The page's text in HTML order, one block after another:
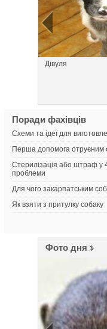
Дівуля
Поради фахівців
Схеми та ідеї для
Перша допомога отруєним
Стерилізація або штраф у
проблеми
Для чого закарпатським
Як взяти з притулку собаку
Фото дня